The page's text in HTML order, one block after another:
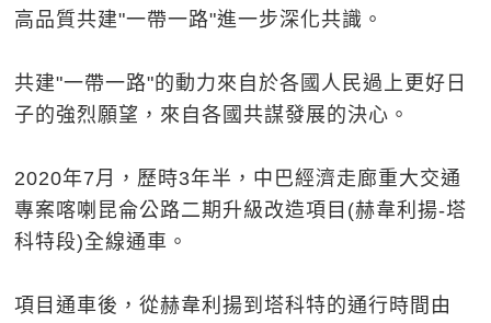
高品質共建"一帶一路"進一步深化共識。
共建"一帶一路"的動力來自於各國人民過上更好日
子的強烈願望，來自各國共謀發展的決心。
2020年7月，歷時3年半，中巴經濟走廊重大交通
專案喀喇昆侖公路二期升級改造項目(赫韋利揚-塔
科特段)全線通車。
項目通車後，從赫韋利揚到塔科特的通行時間由